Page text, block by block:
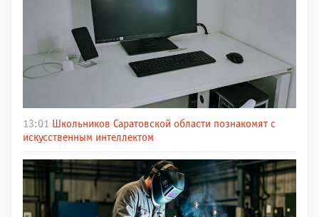
13:01 Школьников Саратовской области познакомят с
искусственным интеллектом